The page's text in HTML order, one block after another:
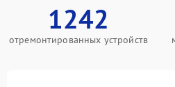
1242
отремонтированных устройств